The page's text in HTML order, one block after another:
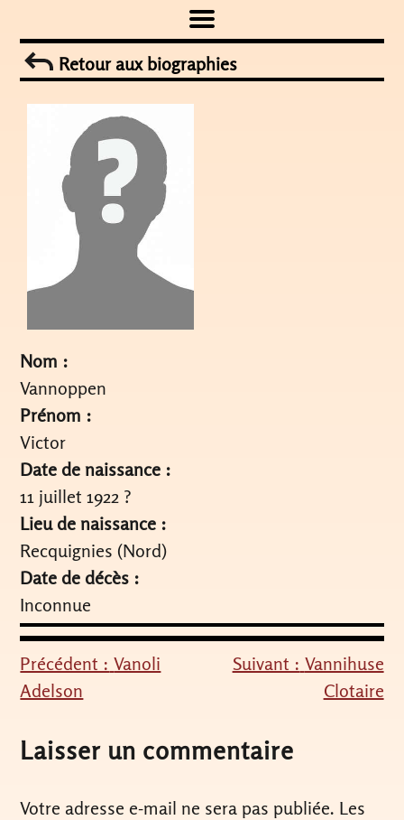
to
contentRetour aux biographies
Nom :
Vannoppen
Prénom :
Victor
Date de naissance :
11 juillet 1922 ?
Lieu de naissance :
Recquignies (Nord)
Date de décès :
Inconnue
Navigation
de
l’article
Précédent : Vanoli
Adelson
Suivant : Vannihuse
Clotaire
Laisser un commentaire
Votre adresse e-mail ne sera pas publiée. Les